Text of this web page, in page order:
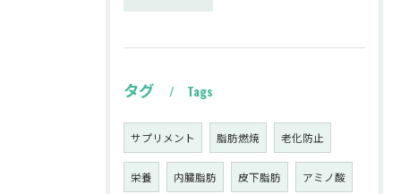
タグ Tags
サプリメント 脂肪燃焼 老化防止
栄養 内臓脂肪 皮下脂肪 アミノ酸